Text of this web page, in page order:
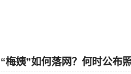
“梅姨”如何落网？何时公布